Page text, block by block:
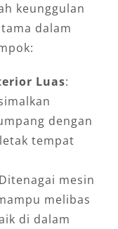
keunggulan
dalam
Luas:
dengan
tempat
mesin
melibas
di dalam